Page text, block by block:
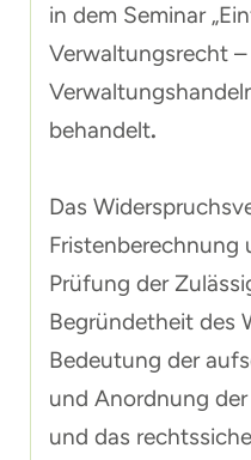
in dem Seminar „
Verwaltungsrecht
behandelt.
Das
Prüfung der
Begründetheit des
Bedeutung der
und Anordnung
und das